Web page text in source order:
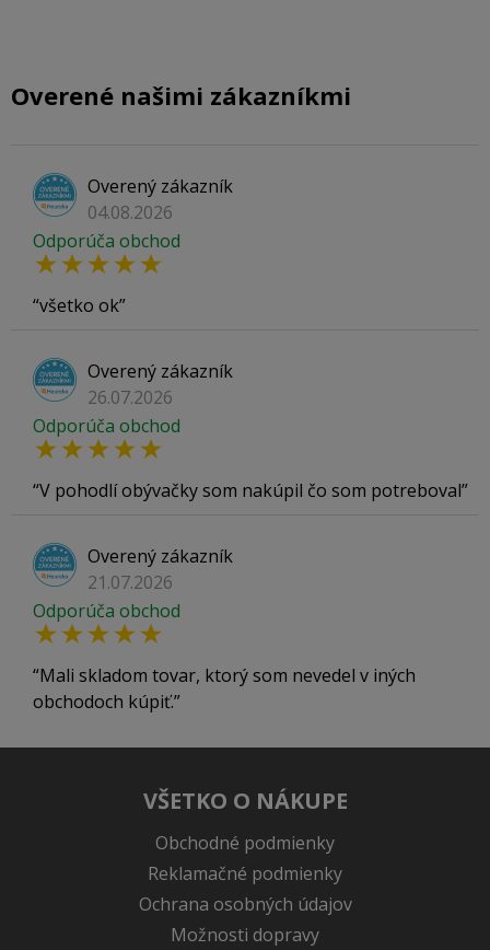
Overené našimi zákazníkmi
Overený zákazník
04.08.2026
Odporúča obchod
všetko ok
Overený zákazník
26.07.2026
Odporúča obchod
V pohodlí obývačky som nakúpil čo som potreboval
Overený zákazník
21.07.2026
Odporúča obchod
Mali skladom tovar, ktorý som nevedel v iných
obchodoch kúpiť.
VŠETKO O NÁKUPE
Obchodné podmienky
Reklamačné podmienky
Ochrana osobných údajov
Možnosti dopravy